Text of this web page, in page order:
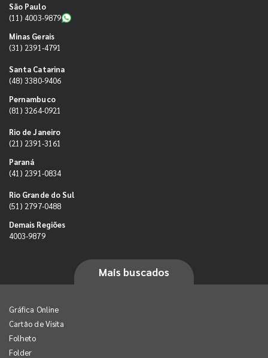
São Paulo
(11) 4003-9879
Minas Gerais
(31) 2391-4791
Santa Catarina
(48) 3380-9406
Pernambuco
(81) 3264-0921
Rio de Janeiro
(21) 2391-3161
Paraná
(41) 2391-0834
Rio Grande do Sul
(51) 2797-0488
Demais Regiões
4003-9879
Mais buscados
Gráfica Online
Cartão de Visita
Folheto
Folder